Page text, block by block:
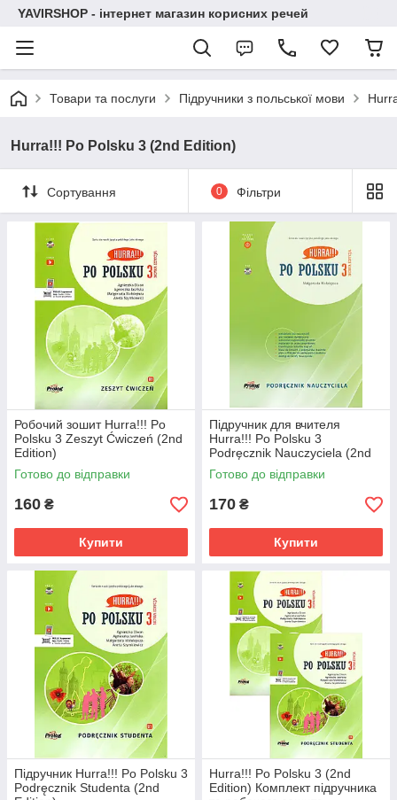
YAVIRSHOP - інтернет магазин корисних речей
Товари та послуги Підручники з польської мови
Hurra!!! Po Polsku 3 (2nd Edition)
Сортування 0 Фільтри
Робочий зошит Hurra!!! Po
Polsku 3 Zeszyt Ćwiczeń (2nd
Edition)
Готово до відправки
160 ₴
Купити
Підручник для вчителя
Hurra!!! Po Polsku 3
Podręcznik Nauczyciela (2nd
Edition)
Готово до відправки
170 ₴
Купити
Підручник Hurra!!! Po Polsku 3
Podręcznik Studenta (2nd
Hurra!!! Po Polsku 3 (2nd
Edition) Комплект підручника